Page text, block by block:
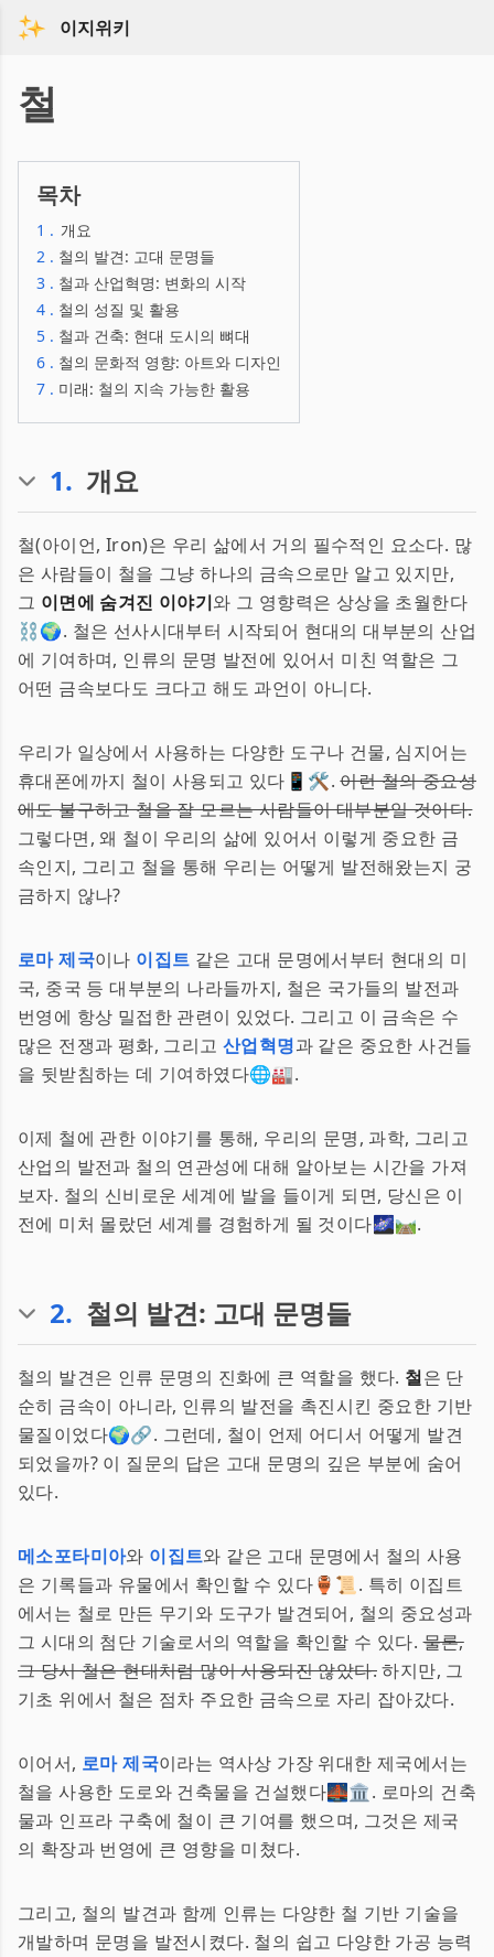
이지위키
철
목차
1 . 개요
2 . 철의 발견: 고대 문명들
3 . 철과 산업혁명: 변화의 시작
4 . 철의 성질 및 활용
5 . 철과 건축: 현대 도시의 뼈대
6 . 철의 문화적 영향: 아트와 디자인
7 . 미래: 철의 지속 가능한 활용
1. 개요
철(아이언, Iron)은 우리 삶에서 거의 필수적인 요소다. 많
은 사람들이 철을 그냥 하나의 금속으로만 알고 있지만,
그 이면에 숨겨진 이야기와 그 영향력은 상상을 초월한다
⛓🌍. 철은 선사시대부터 시작되어 현대의 대부분의 산업
에 기여하며, 인류의 문명 발전에 있어서 미친 역할은 그
어떤 금속보다도 크다고 해도 과언이 아니다.
우리가 일상에서 사용하는 다양한 도구나 건물, 심지어는
휴대폰에까지 철이 사용되고 있다📱🛠.이런 철의 중요성
에도 불구하고 철을 잘 모르는 사람들이 대부분일 것이다.
그렇다면, 왜 철이 우리의 삶에 있어서 이렇게 중요한 금
속인지, 그리고 철을 통해 우리는 어떻게 발전해왔는지 궁
금하지 않나?
로마 제국이나 이집트 같은 고대 문명에서부터 현대의 미
국, 중국 등 대부분의 나라들까지, 철은 국가들의 발전과
번영에 항상 밀접한 관련이 있었다. 그리고 이 금속은 수
많은 전쟁과 평화, 그리고 산업혁명과 같은 중요한 사건들
을 뒷받침하는 데 기여하였다🌐🏭.
이제 철에 관한 이야기를 통해, 우리의 문명, 과학, 그리고
산업의 발전과 철의 연관성에 대해 알아보는 시간을 가져
보자. 철의 신비로운 세계에 발을 들이게 되면, 당신은 이
전에 미처 몰랐던 세계를 경험하게 될 것이다🌌🛤.
2. 철의 발견: 고대 문명들
철의 발견은 인류 문명의 진화에 큰 역할을 했다. 철은 단
순히 금속이 아니라, 인류의 발전을 촉진시킨 중요한 기반
물질이었다🌍🔗. 그런데, 철이 언제 어디서 어떻게 발견
되었을까? 이 질문의 답은 고대 문명의 깊은 부분에 숨어
있다.
메소포타미아와 이집트와 같은 고대 문명에서 철의 사용
은 기록들과 유물에서 확인할 수 있다🏺📜. 특히 이집트
에서는 철로 만든 무기와 도구가 발견되어, 철의 중요성과
그 시대의 첨단 기술로서의 역할을 확인할 수 있다.물론,
그 당시 철은 현대처럼 많이 사용되진 않았다.하지만, 그
기초 위에서 철은 점차 주요한 금속으로 자리 잡아갔다.
이어서, 로마 제국이라는 역사상 가장 위대한 제국에서는
철을 사용한 도로와 건축물을 건설했다🌉🏛. 로마의 건축
물과 인프라 구축에 철이 큰 기여를 했으며, 그것은 제국
의 확장과 번영에 큰 영향을 미쳤다.
그리고, 철의 발견과 함께 인류는 다양한 철 기반 기술을
개발하며 문명을 발전시켰다. 철의 쉽고 다양한 가공 능력